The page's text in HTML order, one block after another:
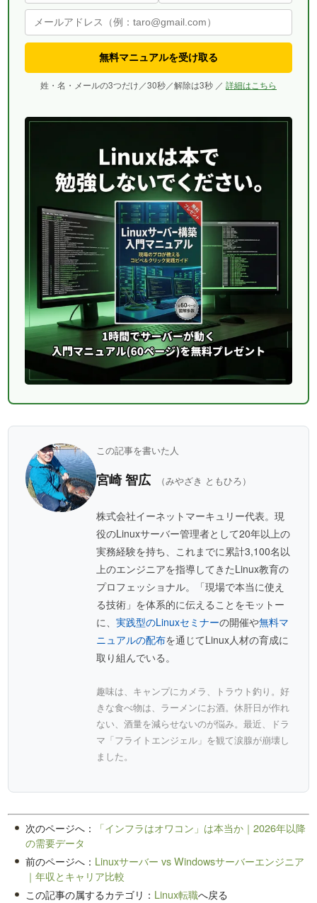
無料マニュアルを受け取る
姓・名・メールの3つだけ／30秒／解除は3秒 ／ 詳細はこちら
この記事を書いた人
宮崎 智広 （みやざき ともひろ）
株式会社イーネットマーキュリー代表。現
役のLinuxサーバー管理者として20年以上の
実務経験を持ち、これまでに累計3,100名以
上のエンジニアを指導してきたLinux教育の
プロフェッショナル。「現場で本当に使え
る技術」を体系的に伝えることをモットー
に、実践型のLinuxセミナーの開催や無料マ
ニュアルの配布を通じてLinux人材の育成に
取り組んでいる。
趣味は、キャンプにカメラ、トラウト釣り。好
きな食べ物は、ラーメンにお酒。休肝日が作れ
ない、酒量を減らせないのが悩み。最近、ドラ
マ「フライトエンジェル」を観て涙腺が崩壊し
ました。
次のページへ：
「インフラはオワコン」は本当か｜2026年以降
の需要データ
前のページへ： Linuxサーバー vs Windowsサーバーエンジニア
｜年収とキャリア比較
この記事の属するカテゴリ： Linux転職へ戻る